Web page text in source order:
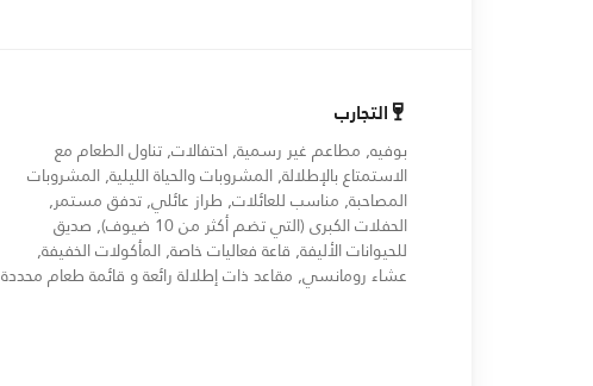
التجارب
بوفيه, مطاعم غير رسمية, احتفالات, تناول الطعام مع
الاستمتاع بالإطلالة, المشروبات والحياة الليلية, المشروبات
المصاحبة, مناسب للعائلات, طراز عائلي, تدفق مستمر,
الحفلات الكبرى (التي تضم أكثر من 10 ضيوف), صديق
للحيوانات الأليفة, قاعة فعاليات خاصة, المأكولات الخفيفة,
عشاء رومانسي, مقاعد ذات إطلالة رائعة و قائمة طعام محددة